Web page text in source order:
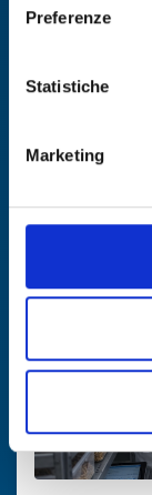
https://
Preferenze
Statistiche
Marketing
filamenti
ID: